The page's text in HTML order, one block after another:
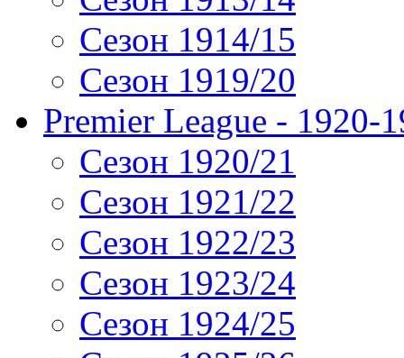
Сезон 1914/15
Сезон 1919/20
Premier League - 1920-
Сезон 1920/21
Сезон 1921/22
Сезон 1922/23
Сезон 1923/24
Сезон 1924/25